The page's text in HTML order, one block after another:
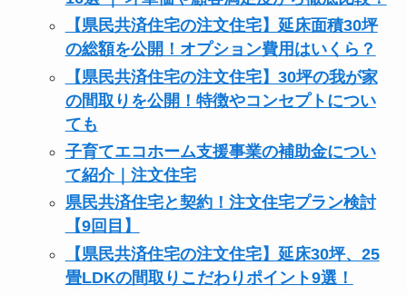
【県民共済住宅の注文住宅】延床面積30坪
の総額を公開！オプション費用はいくら？
【県民共済住宅の注文住宅】30坪の我が家
の間取りを公開！特徴やコンセプトについ
ても
子育てエコホーム支援事業の補助金につい
て紹介｜注文住宅
県民共済住宅と契約！注文住宅プラン検討
【9回目】
【県民共済住宅の注文住宅】延床30坪、25
畳LDKの間取りこだわりポイント9選！